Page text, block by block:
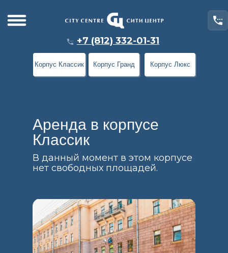
Корпус Гранд Корпус Люкс
Корпус Классик
+7 (812) 332-01-31
Аренда в корпусе
Классик
В данный момент в этом корпусе
нет свободных площадей.